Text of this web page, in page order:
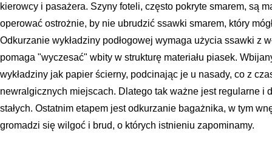
kierowcy i pasażera. Szyny foteli, często pokryte smarem, są
operować ostrożnie, by nie ubrudzić ssawki smarem, który
Odkurzanie wykładziny podłogowej wymaga użycia ssawki z
pomaga "wyczesać" wbity w strukturę materiału piasek.
wykładziny jak papier ścierny, podcinając je u nasady, co z
newralgicznych miejscach. Dlatego tak ważne jest regularne i
stałych. Ostatnim etapem jest odkurzanie bagażnika, w tym
gromadzi się wilgoć i brud, o których istnieniu zapominamy.